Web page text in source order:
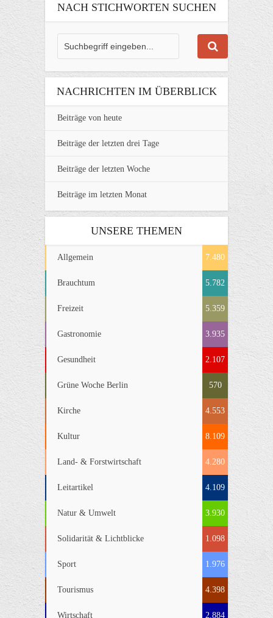
NACH STICHWORTEN SUCHEN
NACHRICHTEN IM ÜBERBLICK
Beiträge von heute
Beiträge der letzten drei Tage
Beiträge der letzten Woche
Beiträge im letzten Monat
UNSERE THEMEN
Allgemein 7.480
Brauchtum 5.782
Freizeit 5.359
Gastronomie 3.935
Gesundheit 2.107
Grüne Woche Berlin 570
Kirche 4.553
Kultur 8.109
Land- & Forstwirtschaft 4.280
Leitartikel 4.109
Natur & Umwelt 3.930
Solidarität & Lichtblicke 1.098
Sport 1.976
Tourismus 4.398
Wirtschaft 2.884